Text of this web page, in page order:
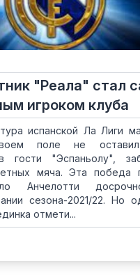
"Реала" стал
игроком клуба
испанской Ла Лиги
поле не
гости "Эспаньолу",
мяча. Эта победа
Анчелотти
сезона-2021/22. Но
отмети...